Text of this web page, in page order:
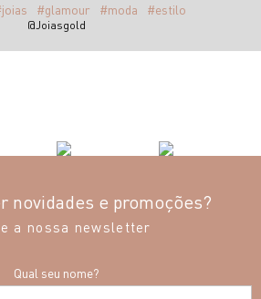
#glamour #moda #estilo
@Joiasgold
novidades e promoções?
a nossa newsletter
Qual seu nome?